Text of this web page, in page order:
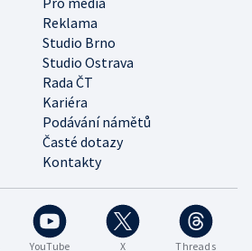
YouTube X Threads
Reklama
Studio Brno
Studio Ostrava
Rada ČT
Kariéra
Podávání námětů
Časté dotazy
Kontakty